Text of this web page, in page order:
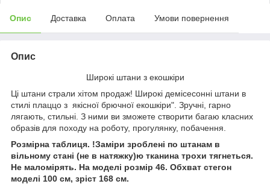
Опис Доставка Оплата Умови повернення
Опис
Широкі штани з екошкіри
Ці штани страли хітом продаж! Широкі демісесонні штани в
стилі плаццо з якісної брючної екошкіри". Зручні, гарно
лягають, стильні. З ними ви зможете створити багаю класних
образів для походу на роботу, прогулянку, побачення.
Розмірна таблиця. !Заміри зроблені по штанам в
вільному стані (не в натяжку)ю тканина трохи тягнеться.
Не маломірять. На моделі розмір 46. Обхват стегон
моделі 100 см, зріст 168 см.